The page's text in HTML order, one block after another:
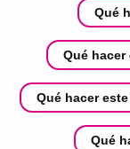
Qué
Qué hacer
Qué hacer
Qué